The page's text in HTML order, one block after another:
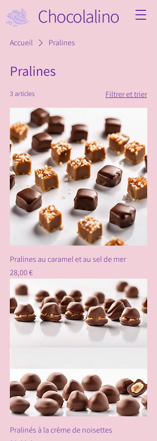
Chocolalino
Accueil Pralines
Pralines
3 articles Filtrer et trier
Pralines au caramel et au sel de mer
Prix
28,00 €
Pralinés à la crème de noisettes